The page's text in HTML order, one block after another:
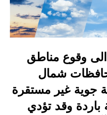
الاخبار السياسية
الاخبار الامنية
الاخبار الاقتصادية
الاخبار الرياضية
المدارس
وقوع مناطق
شمال
جوية غير مستقرة
باردة وقد تؤدي